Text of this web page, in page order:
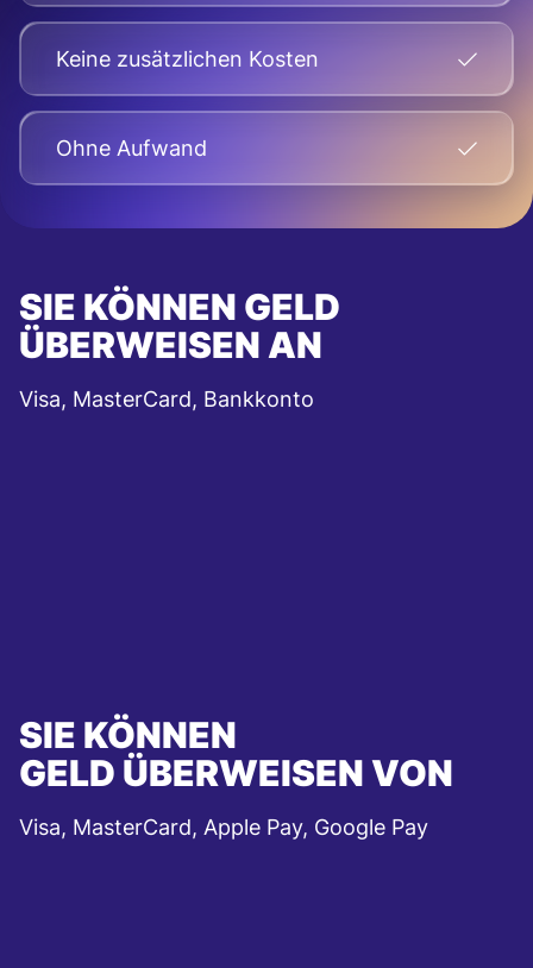
Keine zusätzlichen Kosten
Оhne Aufwand
SIE KÖNNEN GELD
ÜBERWEISEN AN
Visa, MasterCard, Bankkonto
SIE KÖNNEN
GELD ÜBERWEISEN VON
Visa, MasterCard, Apple Pay, Google Pay